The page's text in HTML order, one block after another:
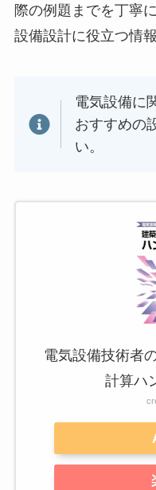
際の例題までを丁寧
設備設計に役立つ情
電気設備に
おすすめの
い。
電気設備技術者
計算ハ